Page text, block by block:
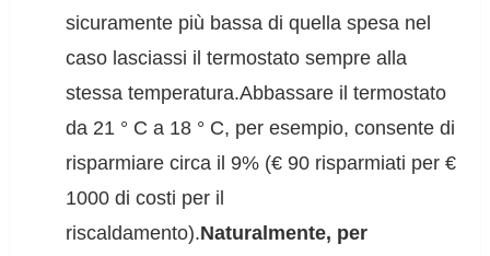
sicuramente più bassa di quella spesa nel
caso lasciassi il termostato sempre alla
stessa temperatura.Abbassare il termostato
da 21 ° C a 18 ° C, per esempio, consente di
risparmiare circa il 9% (€ 90 risparmiati per €
1000 di costi per il
riscaldamento).Naturalmente, per